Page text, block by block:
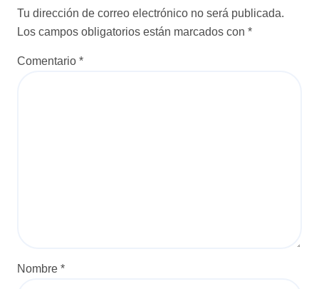
Tu dirección de correo electrónico no será publicada.
Los campos obligatorios están marcados con *
Comentario *
Nombre *